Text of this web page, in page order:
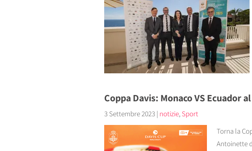
Coppa Davis: Monaco VS Ecuador
3 Settembre 2023 | notizie, Sport
Torna la
Antoinette